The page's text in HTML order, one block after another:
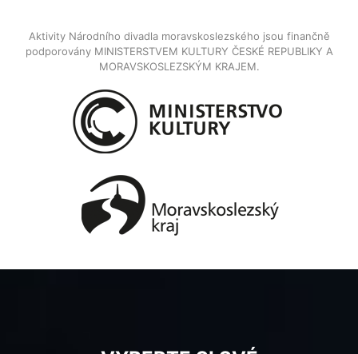
Aktivity Národního divadla moravskoslezského jsou finančně
podporovány MINISTERSTVEM KULTURY ČESKÉ REPUBLIKY A
MORAVSKOSLEZSKÝM KRAJEM.